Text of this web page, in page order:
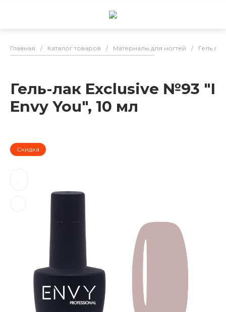
Главная / Каталог товаров / Материалы для ногтей / Гель
Гель-лак Exclusive №93 "I
Envy You", 10 мл
Скидка